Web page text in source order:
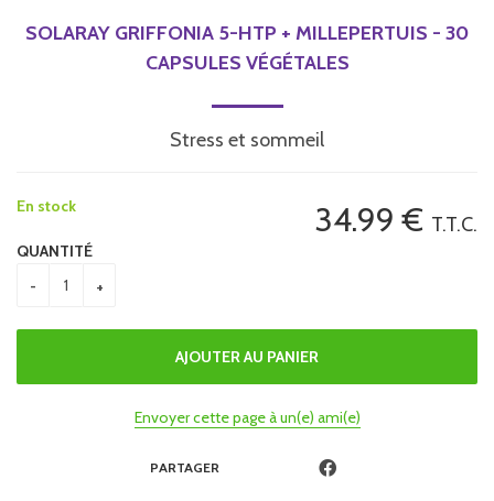
SOLARAY GRIFFONIA 5-HTP + MILLEPERTUIS - 30
CAPSULES VÉGÉTALES
Stress et sommeil
34.99 € T.T.C.
En stock
QUANTITÉ
Envoyer cette page à un(e) ami(e)
PARTAGER